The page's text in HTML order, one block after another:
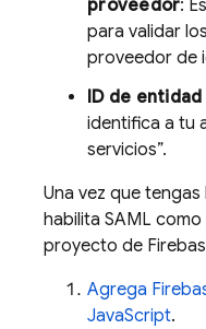
proveedor:
para validar
proveedor de
ID de
identifica a tu
servicios”.
Una vez que
habilita SAML
proyecto de
Agrega
JavaScript.